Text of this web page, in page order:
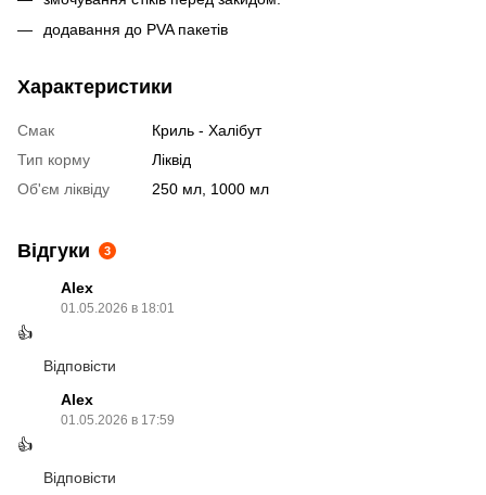
додавання до PVA пакетів
Характеристики
Смак
Криль - Халібут
Тип корму
Ліквід
Об'єм ліквіду
250 мл, 1000 мл
Відгуки 3
Alex
01.05.2026 в 18:01
👍
Відповісти
Alex
01.05.2026 в 17:59
👍
Відповісти